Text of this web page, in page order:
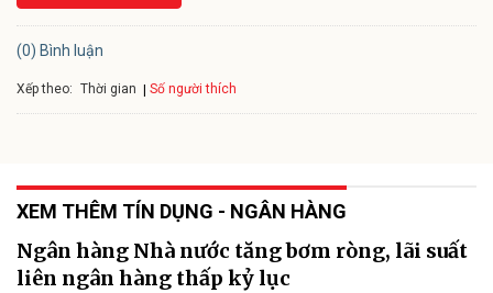
(0) Bình luận
Xếp theo: Thời gian Số người thích
XEM THÊM TÍN DỤNG - NGÂN HÀNG
Ngân hàng Nhà nước tăng bơm ròng, lãi suất
liên ngân hàng thấp kỷ lục